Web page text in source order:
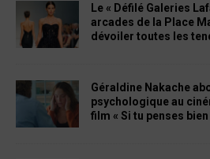
Le « Défilé Galeries
arcades de la Place
dévoiler toutes les
Géraldine Nakache
psychologique au
film « Si tu penses bien